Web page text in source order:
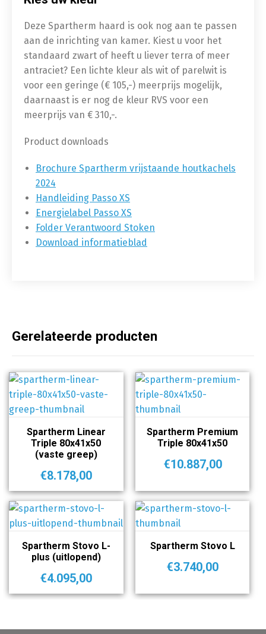
Deze Spartherm haard is ook nog aan te passen
aan de inrichting van kamer. Kiest u voor het
standaard zwart of heeft u liever terra of meer
antraciet? Een lichte kleur als wit of parelwit is
voor een geringe (€ 105,-) meerprijs mogelijk,
daarnaast is er nog de kleur RVS voor een
meerprijs van € 310,-.
Product downloads
Brochure Spartherm vrijstaande houtkachels
2024
Handleiding Passo XS
Energielabel Passo XS
Folder Verantwoord Stoken
Download informatieblad
Gerelateerde producten
Spartherm Linear
Triple 80x41x50
(vaste greep)
€8.178,00
Spartherm Premium
Triple 80x41x50
€10.887,00
Spartherm Stovo L-
plus (uitlopend)
€4.095,00
Spartherm Stovo L
€3.740,00